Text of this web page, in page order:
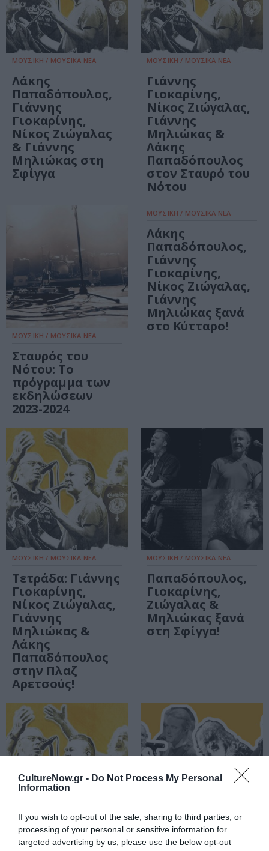
CultureNow.gr - Do Not Process My Personal
Information
If you wish to opt-out of the sale, sharing to third parties, or
processing of your personal or sensitive information for
targeted advertising by us, please use the below opt-out
ΜΟΥΣΙΚΗ / ΜΟΥΣΙΚΑ ΝΕΑ
Λάκης
Παπαδόπουλος,
Γιάννης
Γιοκαρίνης,
Νίκος Ζιώγαλας
& Γιάννης
Μηλιώκας στη
Σφίγγα
ΜΟΥΣΙΚΗ / ΜΟΥΣΙΚΑ ΝΕΑ
Γιάννης
Γιοκαρίνης,
Νίκος Ζιώγαλας,
Γιάννης
Μηλιώκας &
Λάκης
Παπαδόπουλος
στον Σταυρό του
Νότου
ΜΟΥΣΙΚΗ / ΜΟΥΣΙΚΑ ΝΕΑ
Σταυρός του
Νότου: Το
πρόγραμμα των
εκδηλώσεων
2023-2024
ΜΟΥΣΙΚΗ / ΜΟΥΣΙΚΑ ΝΕΑ
Λάκης
Παπαδόπουλος,
Γιάννης
Γιοκαρίνης,
Νίκος Ζιώγαλας,
Γιάννης
Μηλιώκας ξανά
στο Κύτταρο!
ΜΟΥΣΙΚΗ / ΜΟΥΣΙΚΑ ΝΕΑ
Τετράδα: Γιάννης
Γιοκαρίνης,
Νίκος Ζιώγαλας,
Γιάννης
Μηλιώκας &
Λάκης
Παπαδόπουλος
στην Πλαζ
Αρετσούς!
ΜΟΥΣΙΚΗ / ΜΟΥΣΙΚΑ ΝΕΑ
Παπαδόπουλος,
Γιοκαρίνης,
Ζιώγαλας &
Μηλιώκας ξανά
στη Σφίγγα!
ΜΟΥΣΙΚΗ / ΜΟΥΣΙΚΑ ΝΕΑ ΜΟΥΣΙΚΗ / ΜΟΥΣΙΚΑ ΝΕΑ